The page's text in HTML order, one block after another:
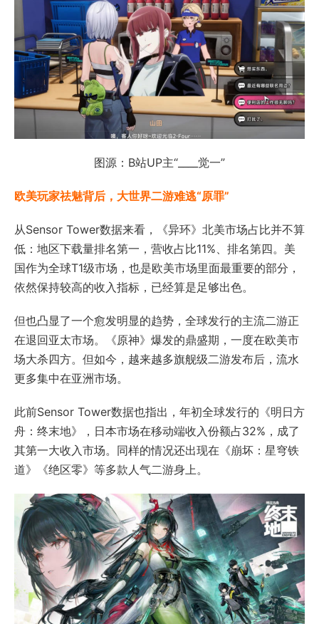
图源：B站UP主“____觉一”
欧美玩家祛魅背后，大世界二游难逃“原罪”
从Sensor Tower数据来看，《异环》北美市场占比并不算
低：地区下载量排名第一，营收占比11%、排名第四。美
国作为全球T1级市场，也是欧美市场里面最重要的部分，
依然保持较高的收入指标，已经算是足够出色。
但也凸显了一个愈发明显的趋势，全球发行的主流二游正
在退回亚太市场。《原神》爆发的鼎盛期，一度在欧美市
场大杀四方。但如今，越来越多旗舰级二游发布后，流水
更多集中在亚洲市场。
此前Sensor Tower数据也指出，年初全球发行的《明日方
舟：终末地》，日本市场在移动端收入份额占32%，成了
其第一大收入市场。同样的情况还出现在《崩坏：星穹铁
道》《绝区零》等多款人气二游身上。